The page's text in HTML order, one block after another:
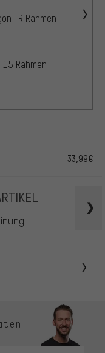
TR Rahmen
Rahmen
33,99€